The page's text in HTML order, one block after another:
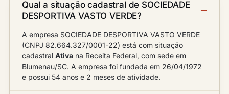
Qual a situação cadastral de SOCIEDADE
DESPORTIVA VASTO VERDE?
A empresa SOCIEDADE DESPORTIVA VASTO VERDE
(CNPJ 82.664.327/0001-22) está com situação
cadastral Ativa na Receita Federal, com sede em
Blumenau/SC. A empresa foi fundada em 26/04/1972
e possui 54 anos e 2 meses de atividade.